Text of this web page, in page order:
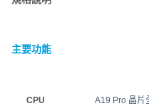
主要功能
CPU A19 Pro 晶片